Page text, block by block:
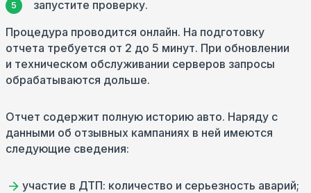
запустите проверку.
Процедура проводится онлайн. На подготовку
отчета требуется от 2 до 5 минут. При обновлении
и техническом обслуживании серверов запросы
обрабатываются дольше.
Отчет содержит полную историю авто. Наряду с
данными об отзывных кампаниях в ней имеются
следующие сведения:
участие в ДТП: количество и серьезность аварий;